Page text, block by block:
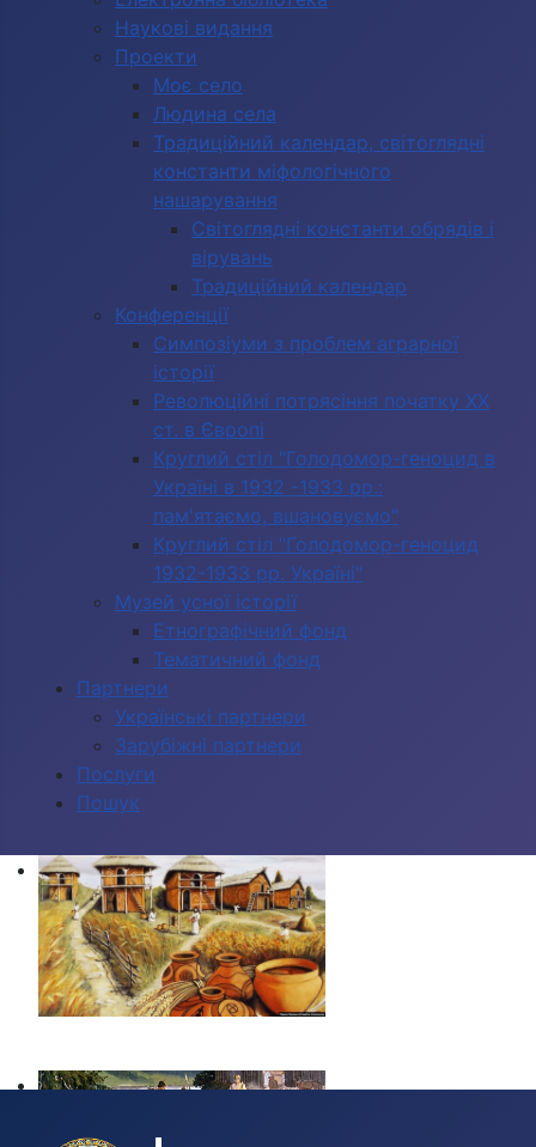
Наукові видання
Проекти
Моє село
Людина села
Традиційний календар, світоглядні
константи міфологічного
нашарування
Світоглядні константи обрядів і
вірувань
Традиційний календар
Конференції
Симпозіуми з проблем аграрної
історії
Революційні потрясіння початку ХХ
ст. в Європі
Круглий стіл "Голодомор-геноцид в
Україні в 1932 -1933 рр.:
пам'ятаємо, вшановуємо"
Круглий стіл "Голодомор-геноцид
1932-1933 рр. Україні"
Музей усної історії
Етнографічний фонд
Тематичний фонд
Партнери
Українські партнери
Зарубіжні партнери
Послуги
Пошук